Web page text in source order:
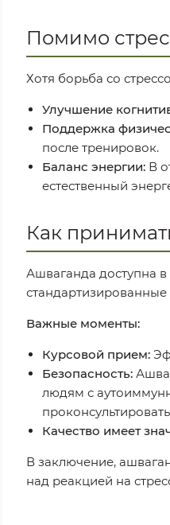
Помимо
Хотя борьба со
Улучшение
Поддержка
после тренировок.
Баланс энергии: В
естественный
Как
Ашваганда доступна
Важные моменты:
Курсовой прием:
Безопасность:
людям с
Качество имеет
В заключение,
над реакцией на